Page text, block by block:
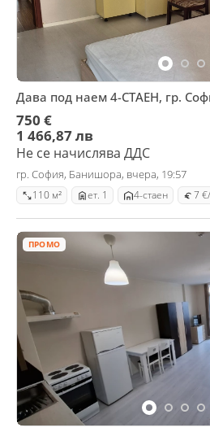
Дава под наем 4-СТАЕН, гр.
750 €
1 466,87 лв
Не се начислява ДДС
гр. София, Банишора, вчера, 19:57
110 м² ет. 1 4-стаен 7
ПРОМО